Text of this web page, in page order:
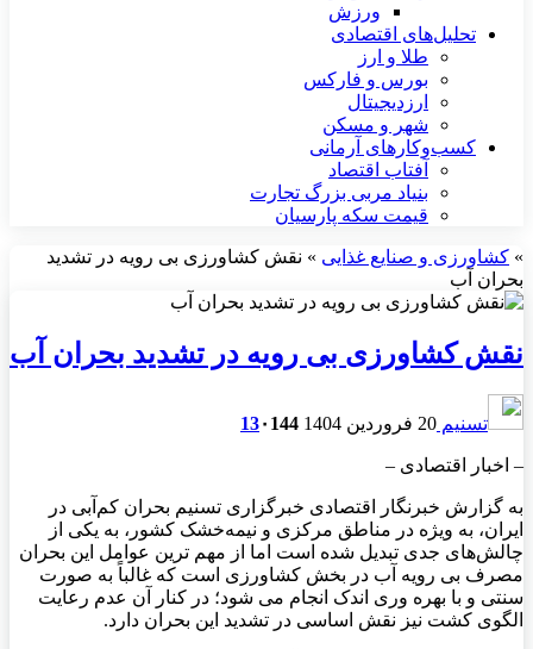
ورزش
تحلیل‌های اقتصادی
طلا و ارز
بورس و فارکس
ارزدیجیتال
شهر و مسکن
کسب‌وکارهای آرمانی
آفتاب اقتصاد
بنیاد مربی بزرگ تجارت
قیمت سکه پارسیان
» کشاورزی و صنایع غذایی » نقش کشاورزی بی رویه در تشدید
بحران آب
نقش کشاورزی بی رویه در تشدید بحران آب
تسنیم 20 فروردین 1404 13۰ 144
– اخبار اقتصادی –
به گزارش خبرنگار اقتصادی خبرگزاری تسنیم بحران کم‌آبی در
ایران، به ویژه در مناطق مرکزی و نیمه‌خشک کشور، به یکی از
چالش‌های جدی تبدیل شده است اما از مهم ترین عوامل این بحران
مصرف بی رویه آب در بخش کشاورزی است که غالباً به صورت
سنتی و با بهره وری اندک انجام می شود؛ در کنار آن عدم رعایت
الگوی کشت نیز نقش اساسی در تشدید این بحران دارد.